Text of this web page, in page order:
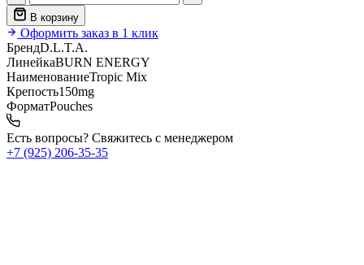
В корзину
Оформить заказ в 1 клик
БрендD.L.T.A.
ЛинейкаBURN ENERGY
НаименованиеTropic Mix
Крепость150mg
ФорматPouches
Есть вопросы? Свяжитесь с менеджером
+7 (925) 206‑35‑35